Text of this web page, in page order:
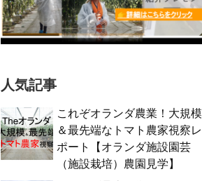
人気記事
これぞオランダ農業！大規模
＆最先端なトマト農家視察レ
ポート【オランダ施設園芸
（施設栽培）農園見学】